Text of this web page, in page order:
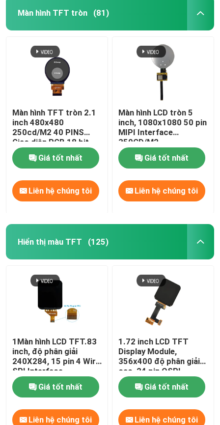
Màn hình TFT tròn (81)
Màn hình TFT tròn 2.1
inch 480x480
250cd/M2 40 PINS
Giao diện RGB 18 bit
Giá tốt nhất
Liên hệ chúng tôi
Màn hình LCD tròn 5
inch, 1080x1080 50 pin
MIPI Interface
350CD/M2
Giá tốt nhất
Liên hệ chúng tôi
Hiển thị màu TFT (125)
1Màn hình LCD TFT.83
inch, độ phân giải
240X284, 15 pin 4 Wire
SPI Interface,
NV3030B Driving IC
Giá tốt nhất
Liên hệ chúng tôi
1.72 inch LCD TFT
Display Module,
356x400 độ phân giải
cao, 24 pin QSPI
Interface
Giá tốt nhất
Liên hệ chúng tôi